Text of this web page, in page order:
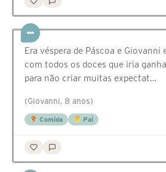
Era véspera de Páscoa e Giovanni
com todos os doces que iria
para não criar muitas expectat…
(Giovanni, 8 anos)
Comida Pai